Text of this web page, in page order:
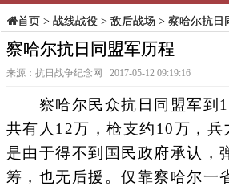
首页> 战线战役> 敌后战场 > 察哈尔抗日
察哈尔抗日同盟军历程
来源：抗日战争纪念网 2017-05-12 09:19:16
察哈尔民众抗日同盟军到
共有人12万，枪支约10万，兵
是由于得不到国民政府承认，
筹，也无后援。仅靠察哈尔一